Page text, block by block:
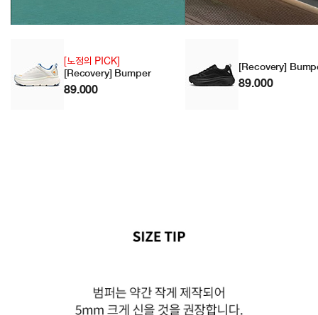
[노정의 PICK]
[Recovery] Bumper
89.000
[Recovery]
89.000